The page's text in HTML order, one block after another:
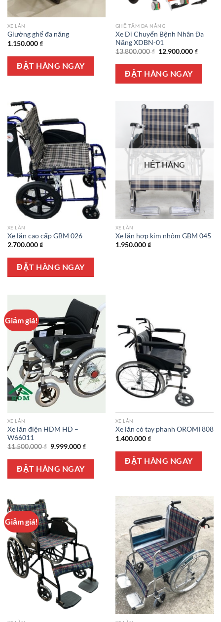
XE LĂN
Giường ghế đa năng
1.150.000₫
ĐẶT HÀNG NGAY
GHẾ TẮM ĐA NĂNG
Xe Di Chuyển Bệnh Nhân Đa
Năng XDBN-01
13.800.000₫ Giá
là:
13.800.000 ₫.
12.900.000₫Giá
tại
ĐẶT HÀNG NGAY
XE LĂN
Xe lăn cao cấp GBM 026
2.700.000₫
ĐẶT HÀNG NGAY
HẾT HÀNG
XE LĂN
Xe lăn hợp kim nhôm GBM 045
1.950.000₫
Giảm giá!
XE LĂN
Xe lăn điện HDM HD –
W66011
11.500.000₫ Giá
là:
11.500.000 ₫.
9.999.000₫Giá
tại
9.999.000 ₫.
ĐẶT HÀNG NGAY
XE LĂN
Xe lăn có tay phanh OROMI 808
1.400.000₫
ĐẶT HÀNG NGAY
Giảm giá!